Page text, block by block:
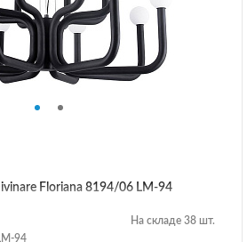
Floriana 8194/06 LM-94
На складе 38 шт.
94